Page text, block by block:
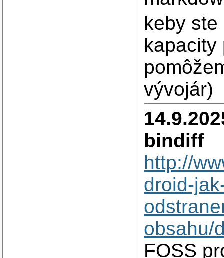
keby
kapacity
vývojár)
bindiff
http://
droid-
obsahu/
FOSS